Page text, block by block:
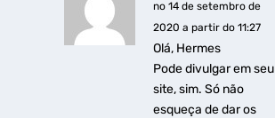
no 14 de setembro de
2020 a partir do 11:27
Olá, Hermes
Pode divulgar em seu
site, sim. Só não
esqueça de dar os